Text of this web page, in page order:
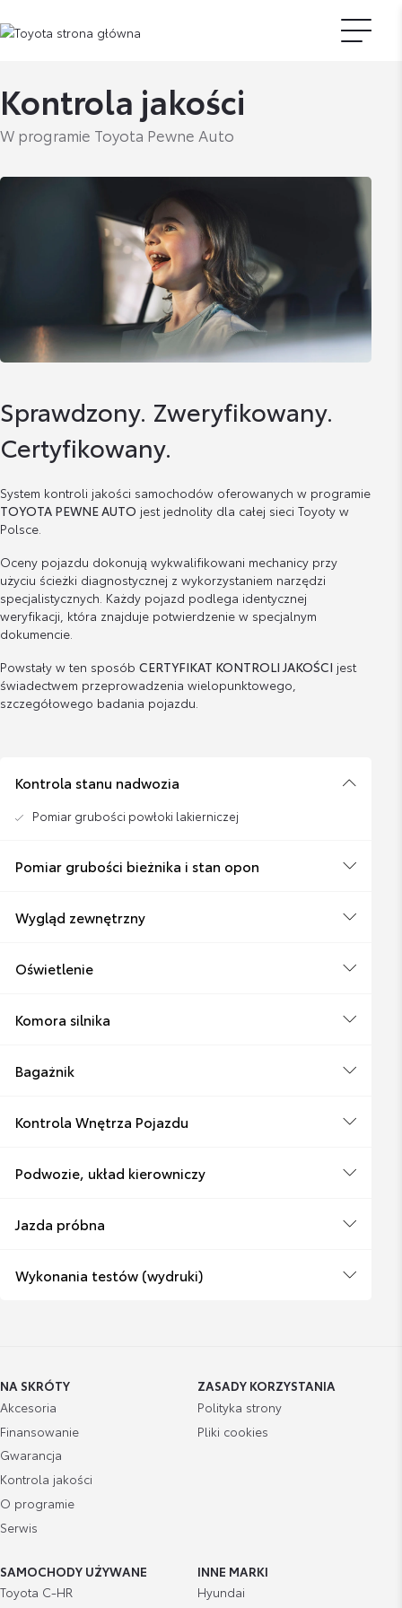
Kontrola jakości
W programie Toyota Pewne Auto
Sprawdzony. Zweryfikowany.
Certyfikowany.
System kontroli jakości samochodów oferowanych w programie
TOYOTA PEWNE AUTO jest jednolity dla całej sieci Toyoty w
Polsce.
Oceny pojazdu dokonują wykwalifikowani mechanicy przy
użyciu ścieżki diagnostycznej z wykorzystaniem narzędzi
specjalistycznych. Każdy pojazd podlega identycznej
weryfikacji, która znajduje potwierdzenie w specjalnym
dokumencie.
Powstały w ten sposób CERTYFIKAT KONTROLI JAKOŚCI jest
świadectwem przeprowadzenia wielopunktowego,
szczegółowego badania pojazdu.
Kontrola stanu nadwozia
Pomiar grubości powłoki lakierniczej
Pomiar grubości bieżnika i stan opon
Wygląd zewnętrzny
Oświetlenie
Komora silnika
Bagażnik
Kontrola Wnętrza Pojazdu
Podwozie, układ kierowniczy
Jazda próbna
Wykonania testów (wydruki)
NA SKRÓTY
Akcesoria
Finansowanie
Gwarancja
Kontrola jakości
O programie
Serwis
ZASADY KORZYSTANIA
Polityka strony
Pliki cookies
SAMOCHODY UŻYWANE
Toyota C-HR
INNE MARKI
Hyundai